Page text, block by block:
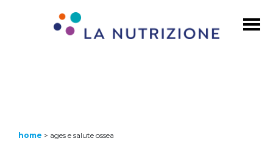
home > ages e salute ossea